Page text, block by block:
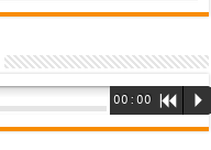
00:00 R P